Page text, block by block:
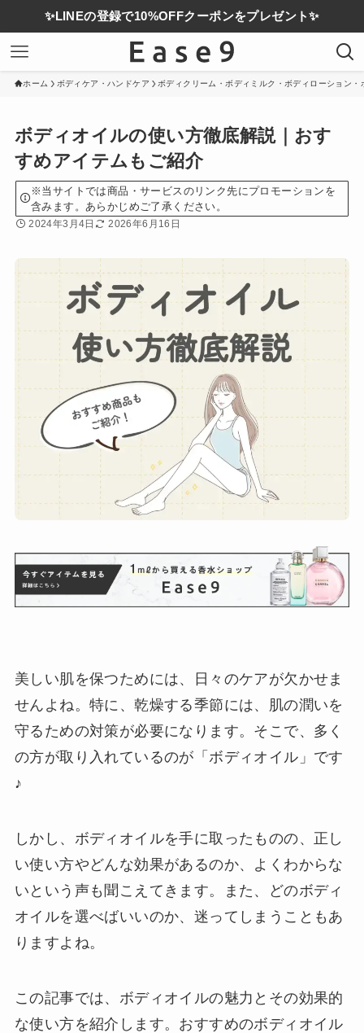
✨LINEの登録で10%OFFクーポンをプレゼント✨
ホーム ボディケア・ハンドケア ボディクリーム・ボディミルク・ボディローション・
ボディオイルの使い方徹底解説｜おす
すめアイテムもご紹介
※当サイトでは商品・サービスのリンク先にプロモーションを
含みます。あらかじめご了承ください。
2024年3月4日 2026年6月16日
美しい肌を保つためには、日々のケアが欠かせま
せんよね。特に、乾燥する季節には、肌の潤いを
守るための対策が必要になります。そこで、多く
の方が取り入れているのが「ボディオイル」です
♪
しかし、ボディオイルを手に取ったものの、正し
い使い方やどんな効果があるのか、よくわからな
いという声も聞こえてきます。また、どのボディ
オイルを選べばいいのか、迷ってしまうこともあ
りますよね。
この記事では、ボディオイルの魅力とその効果的
な使い方を紹介します。おすすめのボディオイル